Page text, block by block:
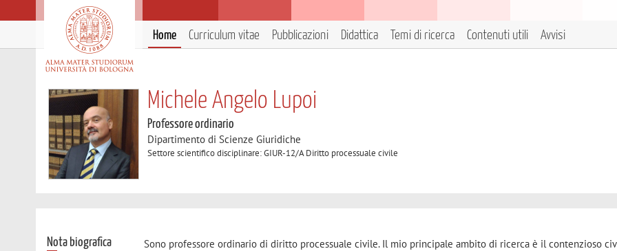
Home Curriculum vitae Pubblicazioni Didattica Temi di ricerca Contenuti utili Avvisi
Michele Angelo Lupoi
Professore ordinario
Dipartimento di Scienze Giuridiche
Settore scientifico disciplinare: GIUR-12/A Diritto processuale civile
Nota biografica
Sono professore ordinario di diritto processuale civile. Il mio principale ambito di ricerca è il contenzioso